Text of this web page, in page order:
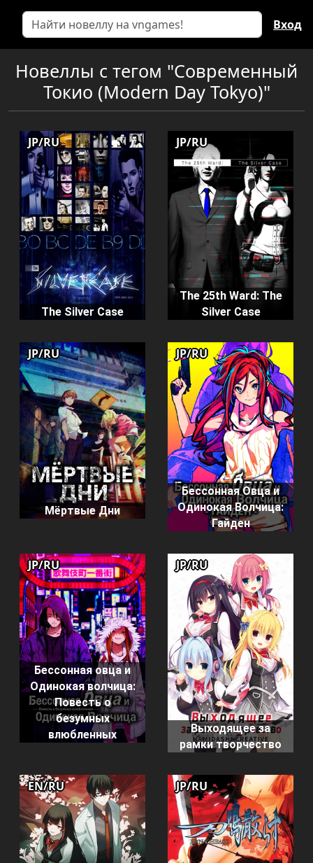
Вход
Новеллы с тегом "Современный
Токио (Modern Day Tokyo)"
The Silver Case
JP/RU
The 25th Ward: The
Silver Case
JP/RU
Мёртвые Дни
JP/RU
Бессонная Овца и
Одинокая Волчица:
Гайден
JP/RU
Бессонная овца и
Одинокая волчица:
Повесть о
безумных
влюбленных
JP/RU
Выходящее за
рамки творчество
JP/RU
EN/RU JP/RU